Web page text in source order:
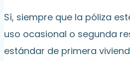
Sí, siempre que la póliza
uso ocasional o segunda
estándar de primera